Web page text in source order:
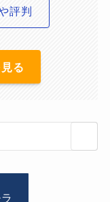
評判
る